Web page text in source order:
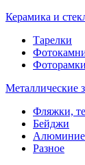
Керамика и
Тарелки
Фоторамки
Металлические
Фляжки,
Бейджи
Разное